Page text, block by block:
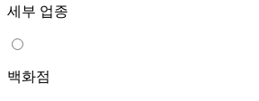
세부 업종
백화점